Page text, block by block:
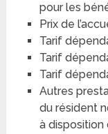
pour les
Prix de
Tarif
Tarif
Tarif
Autres
du résident
à disposition